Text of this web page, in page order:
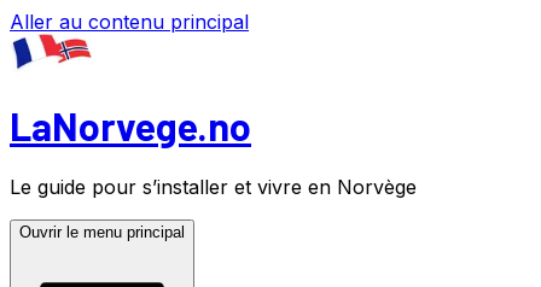
Aller au contenu principal
LaNorvege.no
Le guide pour s’installer et vivre en Norvège
Ouvrir le menu principal